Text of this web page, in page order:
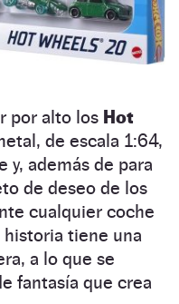
por alto los Hot
de escala 1:64,
y, además de para
de deseo de los
cualquier coche
historia tiene una
a lo que se
fantasía que crea